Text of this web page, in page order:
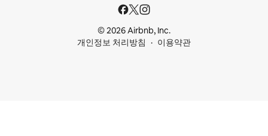
© 2026 Airbnb, Inc.
개인정보 처리방침
이용약관